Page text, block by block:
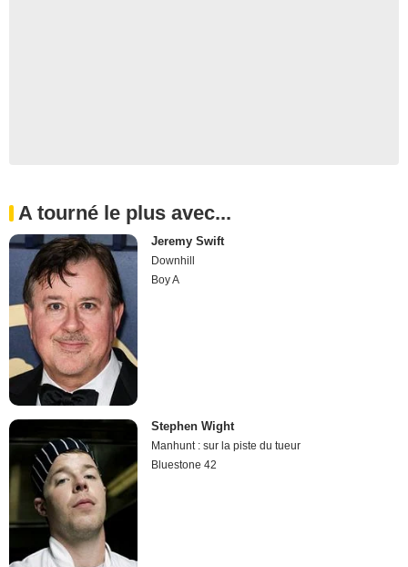
A tourné le plus avec...
Jeremy Swift
Downhill
Boy A
Stephen Wight
Manhunt : sur la piste du tueur
Bluestone 42